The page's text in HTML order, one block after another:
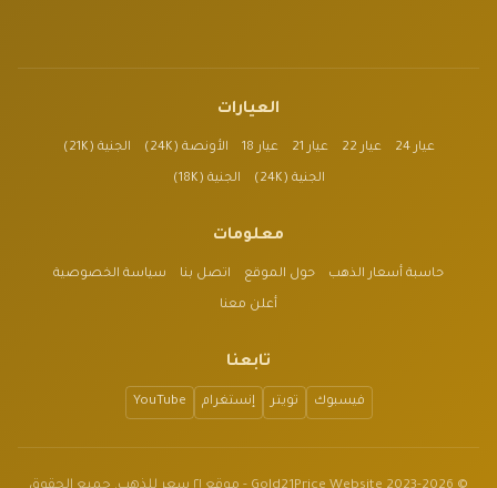
العيارات
عيار 24 عيار 22 عيار 21 عيار 18 الأونصة (24K) الجنية (21K)
الجنية (24K) الجنية (18K)
معلومات
حاسبة أسعار الذهب حول الموقع اتصل بنا سياسة الخصوصية
أعلن معنا
تابعنا
فيسبوك تويتر إنستغرام YouTube